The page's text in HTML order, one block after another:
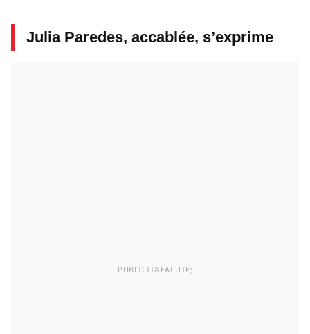
Julia Paredes, accablée, s’exprime